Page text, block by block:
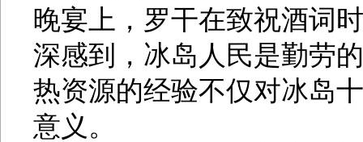
晚宴上，罗干在致祝酒词
深感到，冰岛人民是勤劳
热资源的经验不仅对冰岛
意义。